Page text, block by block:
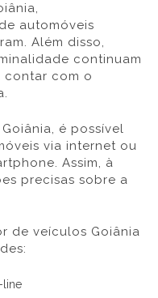
automóveis
Além disso,
continuam
contar com o
é possível
via internet ou
Assim, à
precisas sobre a
de veículos Goiânia
line